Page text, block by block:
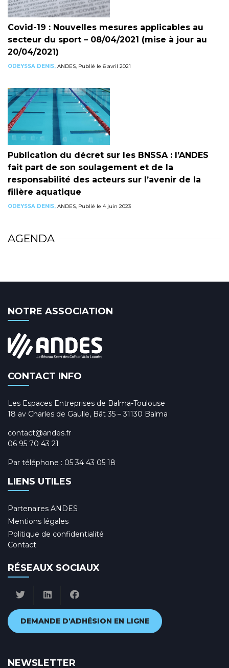
Covid-19 : Nouvelles mesures applicables au
secteur du sport – 08/04/2021 (mise à jour au
20/04/2021)
ODEYSSA DENIS, ANDES, Publié le 6 avril 2021
Publication du décret sur les BNSSA : l’ANDES
fait part de son soulagement et de la
responsabilité des acteurs sur l’avenir de la
filière aquatique
ODEYSSA DENIS, ANDES, Publié le 4 juin 2023
AGENDA
NOTRE ASSOCIATION
CONTACT INFO
Les Espaces Entreprises de Balma-Toulouse
18 av Charles de Gaulle, Bât 35 – 31130 Balma
contact@andes.fr
06 95 70 43 21
Par téléphone : 05 34 43 05 18
LIENS UTILES
Partenaires ANDES
Mentions légales
Politique de confidentialité
Contact
RÉSEAUX SOCIAUX
DEMANDE D'ADHÉSION EN LIGNE
NEWSLETTER